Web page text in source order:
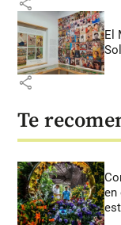
El
share
Te
en